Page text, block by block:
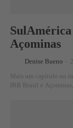
Açominas
Denise Bueno -
Mais um capítulo no
IRB Brasil e